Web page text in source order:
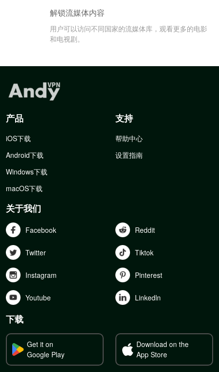
解锁流媒体内容
用户可以访问不同国家的流媒体库，观看更多的电影
和电视剧。
产品
iOS下载
Android下载
Windows下载
macOS下载
支持
帮助中心
设置指南
关于我们
Facebook Reddit
Twitter Tiktok
Instagram Pinterest
Youtube Linkedln
下载
Get it on
Google Play
Download on the
App Store